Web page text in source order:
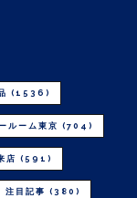
(1536)
ルーム東京 (704)
店 (591)
注目記事 (380)